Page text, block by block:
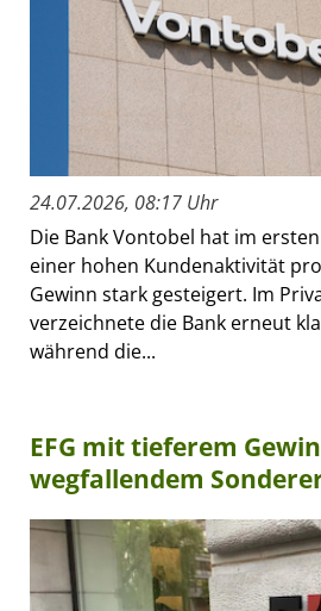
24.07.2026, 08:17 Uhr
Die Bank Vontobel hat im
einer hohen Kundenaktivität
Gewinn stark gesteigert. Im
verzeichnete die Bank erneut
während die...
EFG mit tieferem
wegfallendem